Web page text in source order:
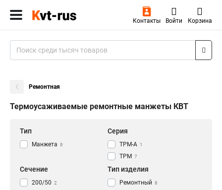
Контакты Войти Корзина
Ремонтная
Термоусаживаемые ремонтные манжеты КВТ
Тип
Манжета 8
Серия
ТРМ-А 1
ТРМ 7
Сечение
200/50 2
Тип изделия
Ремонтный 8